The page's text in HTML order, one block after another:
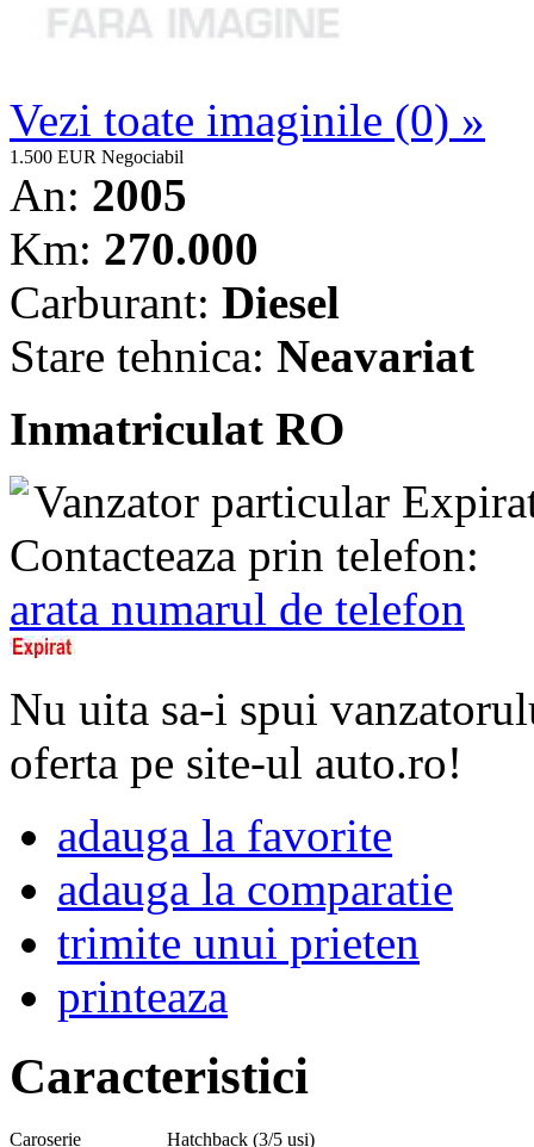
Vezi toate imaginile (0) »
1.500 EUR Negociabil
An: 2005
Km: 270.000
Carburant: Diesel
Stare tehnica: Neavariat
Inmatriculat RO
Vanzator particular
Contacteaza prin telefon:
arata numarul de telefon
Nu uita sa-i spui
oferta pe site-ul auto.ro!
adauga la favorite
adauga la comparatie
trimite unui prieten
printeaza
Caracteristici
Caroserie
Hatchback (3/5 usi)